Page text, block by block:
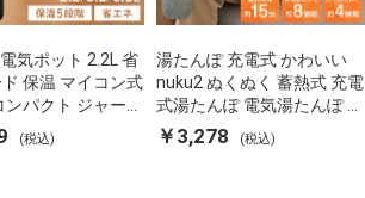
気ポット 2.2L 省
保温 マイコン式
パクト ジャーポ
ト カルキ抜き 空
温度調節 軽量 SP-
(税込)
湯たんぽ 充電式 かわいい
nuku2 ぬくぬく 蓄熱式 充電
式湯たんぽ 電気湯たんぽ コ
ードレス湯たんぽ エコ 節電
節約 省エネ 充電式エコ電気
￥3,278 (税込)